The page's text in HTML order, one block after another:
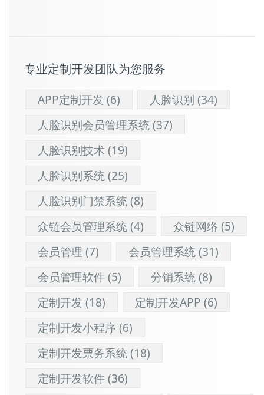
专业定制开发团队为您服务
APP定制开发 (6) 人脸识别 (34)
人脸识别会员管理系统(37)
人脸识别技术(19)
人脸识别系统(25)
人脸识别门禁系统(8)
众链会员管理系统(4) 众链网络 (5)
会员管理 (7) 会员管理系统(31)
会员管理软件(5) 分销系统(8)
定制开发 (18) 定制开发APP (6)
定制开发小程序(6)
定制开发票务系统(18)
定制开发软件(36)